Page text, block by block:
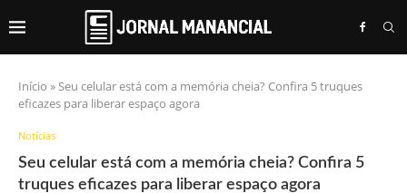
Início »Seu celular está com a memória cheia? Confira 5 truques
eficazes para liberar espaço agora
Notícias
Seu celular está com a memória cheia? Confira 5
truques eficazes para liberar espaço agora